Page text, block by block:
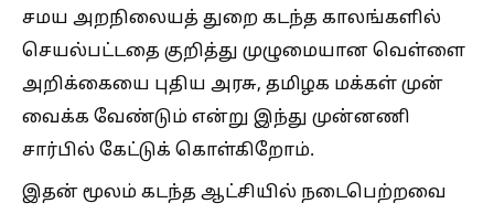
சமய அறநிலையத் துறை கடந்த காலங்களில்
செயல்பட்டதை குறித்து முழுமையான வெள்ளை
அறிக்கையை புதிய அரசு, தமிழக மக்கள் முன்
வைக்க வேண்டும் என்று இந்து முன்னணி
சார்பில் கேட்டுக் கொள்கிறோம்.
இதன் மூலம் கடந்த ஆட்சியில் நடைபெற்றவை